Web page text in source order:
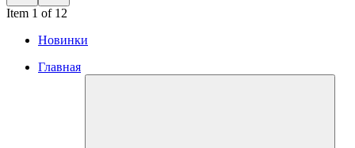
Item 1 of 12
Новинки
Главная